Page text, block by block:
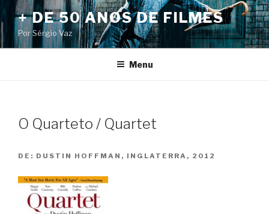
Pular
para
o
conteúdo
+ DE 50 ANOS DE FILMES
Por Sérgio Vaz
Menu
O Quarteto / Quartet
DE: DUSTIN HOFFMAN, INGLATERRA, 2012